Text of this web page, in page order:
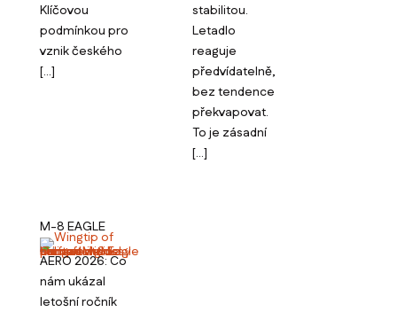
Klíčovou
podmínkou pro
vznik českého
[…]
stabilitou.
Letadlo
reaguje
předvídatelně,
bez tendence
překvapovat.
To je zásadní
[…]
M-8 EAGLE
AERO 2026: Co
nám ukázal
letošní ročník